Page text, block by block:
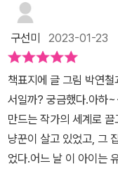
월 31일에 이런 책의 리
매일 나만의 이야기를
고 나서 깊이 생각하는 시
년을 마무리하며 내가
해 보시고 내일부터 시
들로 가득 채워 보자구요
제자리로 오는 장면들
등장이 두드러진다.유
령 사냥꾼이 등장한다.
자에게 반응을 유도하는
냥꾼의 등장을 예고하고
하게 하고 궁금하게 만들
그림책이 아닐까 싶다.
빈 페이지6쪽은 스스로
의 등장과 칭찬의 말로 '
구선미 2023-01-23
책표지에 글 그림 박연
서일까? 궁금했다.아하~~ 면지를 읽어보니 마치 독자를 이야기를
만드는 작가의 세계로
냥꾼이 살고 있었고, 그 집에는
었다.어느 날 이 아이는